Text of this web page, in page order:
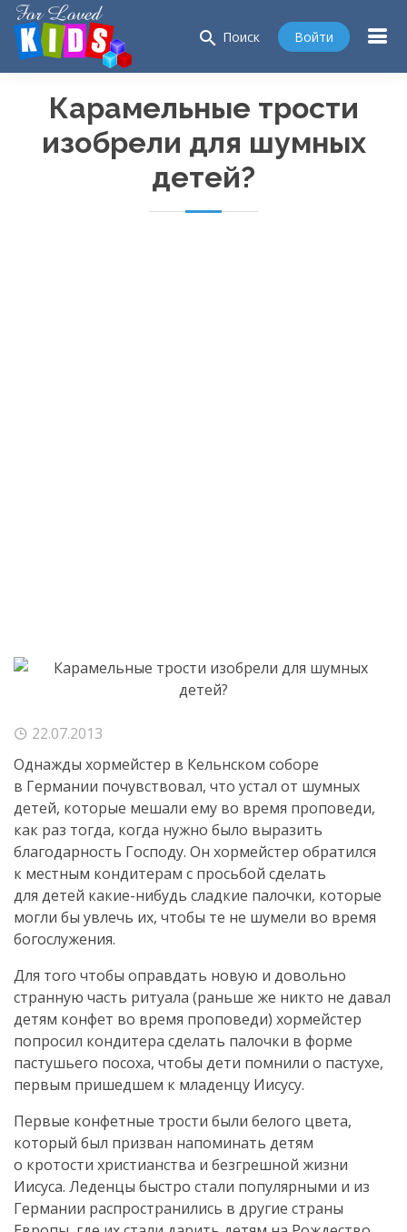
search Поиск Войти
Карамельные трости
изобрели для шумных
детей?
22.07.2013
Однажды хормейстер в Кельнском соборе
в Германии почувствовал, что устал от шумных
детей, которые мешали ему во время проповеди,
как раз тогда, когда нужно было выразить
благодарность Господу. Он хормейстер обратился
к местным кондитерам с просьбой сделать
для детей какие-нибудь сладкие палочки, которые
могли бы увлечь их, чтобы те не шумели во время
богослужения.
Для того чтобы оправдать новую и довольно
странную часть ритуала (раньше же никто не давал
детям конфет во время проповеди) хормейстер
попросил кондитера сделать палочки в форме
пастушьего посоха, чтобы дети помнили о пастухе,
первым пришедшем к младенцу Иисусу.
Первые конфетные трости были белого цвета,
который был призван напоминать детям
о кротости христианства и безгрешной жизни
Иисуса. Леденцы быстро стали популярными и из
Германии распространились в другие страны